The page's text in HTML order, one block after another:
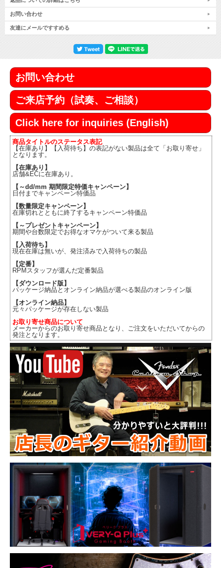
お問い合わせ
友達にメールですすめる
お問い合わせ
ご来店予約（試奏、ご相談）
Click here for inquiries (English)
商品タイトルのステータス表記
【在庫あり】【入荷待ち】の表記がない製品は全て「お取り寄せ」
となります。
【在庫あり】
店舗&ECに在庫あり。
【～dd/mm 期間限定特価キャンペーン】
日付までキャンペーン特価品
【数量限定キャンペーン】
在庫切れとともに終了するキャンペーン特価品
【～プレゼントキャンペーン】
期間や台数限定でお得なオマケがついて来る製品
【入荷待ち】
現在在庫は無いが、発注済みで入荷待ちの製品
【定番】
RPMスタッフが選んだ定番製品
【ダウンロード版】
パッケージ納品とオンライン納品が選べる製品のオンライン版
【オンライン納品】
元々パッケージが存在しない製品
お取り寄せ商品について
メーカーからのお取り寄せ商品となり、ご注文をいただいてからの
発注となります。